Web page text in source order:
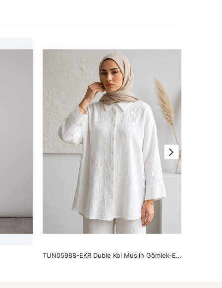
TUN05988-EKR Duble Kol Müslin Gömlek-Ekru